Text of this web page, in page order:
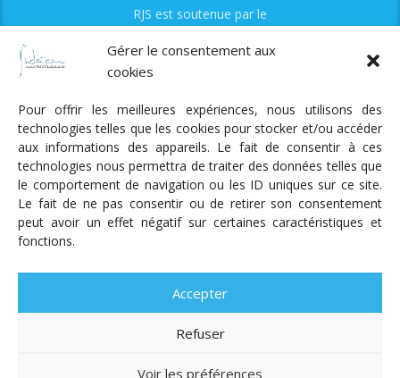
Gérer le consentement aux
cookies
Pour offrir les meilleures expériences, nous utilisons des
technologies telles que les cookies pour stocker et/ou accéder
aux informations des appareils. Le fait de consentir à ces
technologies nous permettra de traiter des données telles que
le comportement de navigation ou les ID uniques sur ce site.
Le fait de ne pas consentir ou de retirer son consentement
peut avoir un effet négatif sur certaines caractéristiques et
fonctions.
Accepter
Refuser
Voir les préférences
RJS est soutenue par le
Radio Judaica Strasbourg
Tous droits réservés
RADIO JUDAÏCA
ÉMISSIONS ET GRILLE DES PROGRAMMES
PODCASTS
UN DON
ADHÉRER MENTIONS LÉGALES
RÉAL.